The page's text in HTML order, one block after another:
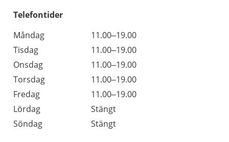
Telefontider
Måndag
11.00–19.00
Tisdag
11.00–19.00
Onsdag
11.00–19.00
Torsdag
11.00–19.00
Fredag
11.00–19.00
Lördag
Stängt
Söndag
Stängt